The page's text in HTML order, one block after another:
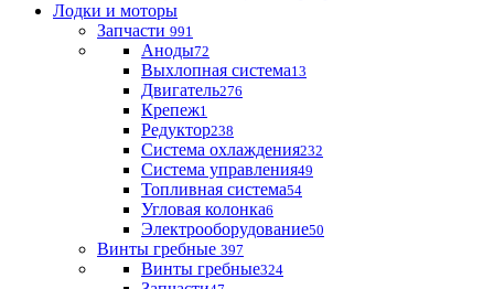
Лодки и моторы
Запчасти 991
Аноды72
Выхлопная система13
Двигатель276
Крепеж1
Редуктор238
Система охлаждения232
Система управления49
Топливная система54
Угловая колонка6
Электрооборудование50
Винты гребные 397
Винты гребные324